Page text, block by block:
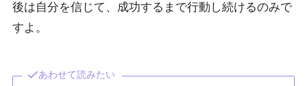
後は自分を信じて、成功するまで行動し続けるのみで
すよ。
あわせて読みたい